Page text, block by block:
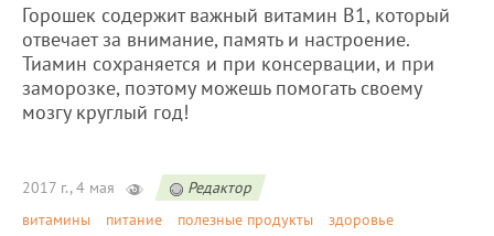
Горошек содержит важный витамин В1, который
отвечает за внимание, память и настроение.
Тиамин сохраняется и при консервации, и при
заморозке, поэтому можешь помогать своему
мозгу круглый год!
2017 г., 4 мая
Редактор
витамины
питание полезные продукты здоровье